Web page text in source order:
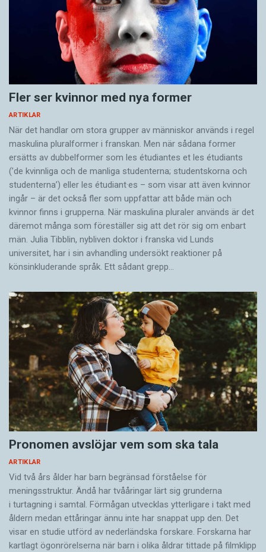
Fler ser kvinnor med nya former
ARTIKLAR
När det handlar om stora grupper av människor används i regel
maskulina pluralformer i franskan. Men när sådana ­former
ersätts av dubbel­former som les étudiantes et les étudiants
(’de kvinnliga och de manliga studenterna; studentskorna och
studenterna’) eller les étudiant·es – som visar att även kvinnor
ingår – är det också fler som uppfattar att både män och
kvinnor finns i grupperna. När maskulina pluraler används är det
där­emot många som föreställer sig att det rör sig om enbart
män. Julia Tibblin, nybliven doktor i franska vid Lunds
universitet, har i sin avhandling undersökt reaktioner på
könsinkluderande språk. Ett sådant grepp…
Pronomen avslöjar vem som ska tala
ARTIKLAR
Vid två års ålder har barn begränsad förståelse för
meningsstruktur. Ändå har tvååringar lärt sig grunderna
i turtagning i samtal. Förmågan utvecklas ytterligare i takt med
åldern medan ettåringar ännu inte har snappat upp den. Det
visar en studie utförd av nederländska forskare. Forskarna har
kartlagt ögonrörelserna när barn i olika åldrar tittade på filmklipp